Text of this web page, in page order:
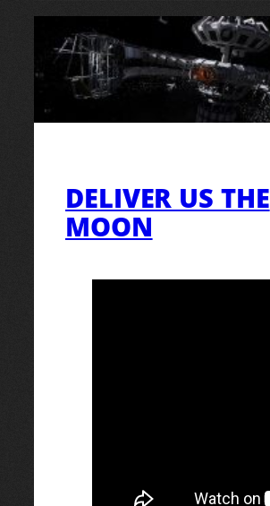
DELIVER US THE
MOON